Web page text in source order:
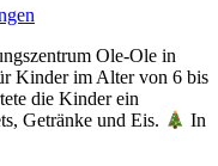
Ole-Ole in
Kinder im Alter von 6 bis
die Kinder ein
Getränke und Eis.
In